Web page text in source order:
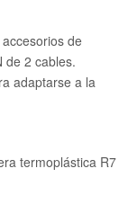
de
de 2 cables.
adaptarse a la
termoplástica R7